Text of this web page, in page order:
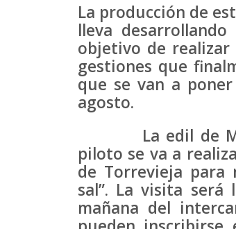
La producción de
lleva
objetivo de realizar
gestiones que
que se van a
agosto.
La edil de
piloto se va a
de Torrevieja para
sal”. La visita
mañana del